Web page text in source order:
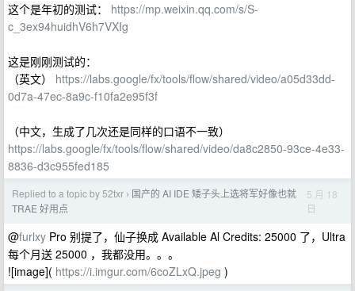
这个是年初的测试： https://mp.weixin.qq.com/s/S-
c_3ex94huidhV6h7VXIg
这是刚刚测试的：
（英文） https://labs.google/fx/tools/flow/shared/video/a05d33dd-
0d7a-47ec-8a9c-f10fa2e95f3f
（中文，生成了几次还是同样的口语不一致）
https://labs.google/fx/tools/flow/shared/video/da8c2850-93ce-4e33-
8836-d3c955fed185
Replied to a topic by 52txr › 国产的 AI IDE 矮子头上选将军好像也就
TRAE 好用点
5 月 18
日
@furlxy Pro 别提了，仙子换成 Available Al Credits: 25000 了，Ultra
每个月送 25000 ，我都没用。。。
![image]( https://i.imgur.com/6coZLxQ.jpeg )